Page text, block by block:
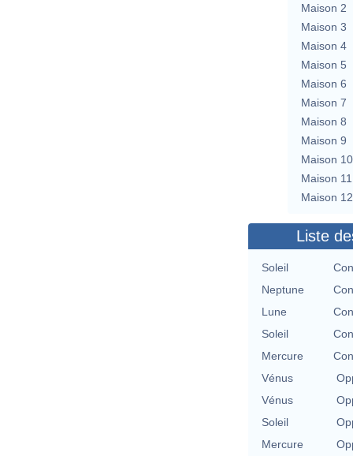
Maison 2
Maison 3
Maison 4
Maison 5
Maison 6
Maison 7
Maison 8
Maison 9
Maison 10
Maison 11
Maison 12
Liste
Soleil
Neptune
Lune
Soleil
Mercure
Vénus
Vénus
Soleil
Mercure